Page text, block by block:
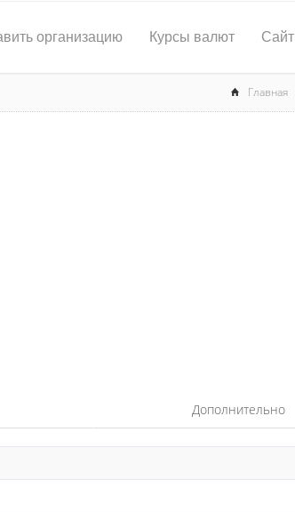
организацию Курсы валют Сайт
Главная
Дополнительно